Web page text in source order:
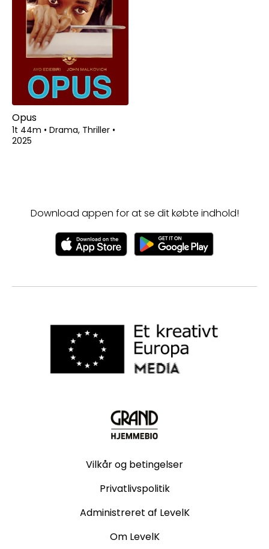
Opus
1t 44m • Drama, Thriller •
2025
Download appen for at se dit købte indhold!
Vilkår og betingelser
Privatlivspolitik
Administreret af LevelK
Om LevelK